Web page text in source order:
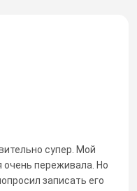
супер. Мой
очень переживала. Но
записать его